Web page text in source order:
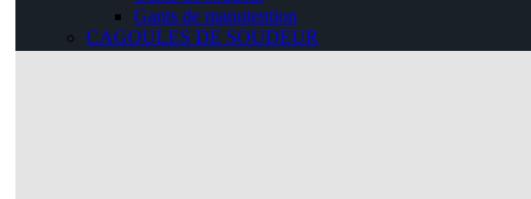
Gants de manutention
CAGOULES DE SOUDEUR